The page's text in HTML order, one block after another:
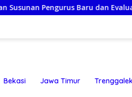
Baru dan Evaluasi Komitmen
Bekasi Jawa Timur Trenggalek